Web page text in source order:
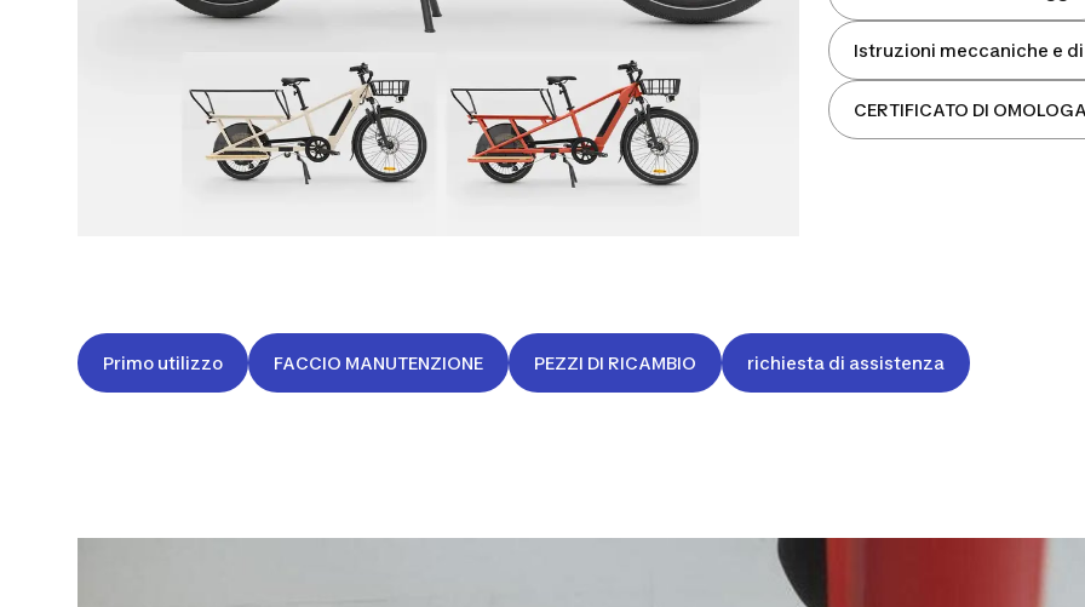
Istruzioni meccaniche e
CERTIFICATO DI
Primo utilizzo FACCIO MANUTENZIONE PEZZI DI RICAMBIO richiesta di assistenza